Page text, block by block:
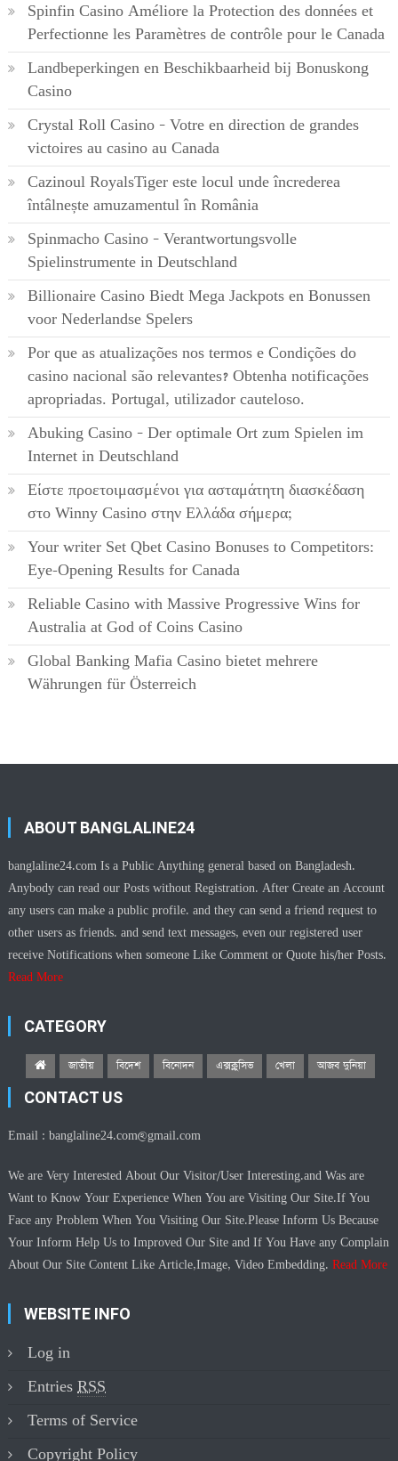
Spinfin Casino Améliore la Protection des données et
Perfectionne les Paramètres de contrôle pour le Canada
Landbeperkingen en Beschikbaarheid bij Bonuskong
Casino
Crystal Roll Casino – Votre en direction de grandes
victoires au casino au Canada
Cazinoul RoyalsTiger este locul unde încrederea
întâlnește amuzamentul în România
Spinmacho Casino – Verantwortungsvolle
Spielinstrumente in Deutschland
Billionaire Casino Biedt Mega Jackpots en Bonussen
voor Nederlandse Spelers
Por que as atualizações nos termos e Condições do
casino nacional são relevantes? Obtenha notificações
apropriadas. Portugal, utilizador cauteloso.
Abuking Casino – Der optimale Ort zum Spielen im
Internet in Deutschland
Είστε προετοιμασμένοι για ασταμάτητη διασκέδαση
στο Winny Casino στην Ελλάδα σήμερα;
Your writer Set Qbet Casino Bonuses to Competitors:
Eye-Opening Results for Canada
Reliable Casino with Massive Progressive Wins for
Australia at God of Coins Casino
Global Banking Mafia Casino bietet mehrere
Währungen für Österreich
ABOUT BANGLALINE24
banglaline24.com Is a Public Anything general based on Bangladesh.
Anybody can read our Posts without Registration. After Create an Account
any users can make a public profile. and they can send a friend request to
other users as friends. and send text messages, even our registered user
receive Notifications when someone Like Comment or Quote his/her Posts.
Read More
CATEGORY
জাতীয় বিদেশ বিনোদন এক্সক্লুসিভ খেলা আজব দুনিয়া
CONTACT US
Email :banglaline24.com@gmail.com
We are Very Interested About Our Visitor/User Interesting.and Was are
Want to Know Your Experience When You are Visiting Our Site.If You
Face any Problem When You Visiting Our Site.Please Inform Us Because
Your Inform Help Us to Improved Our Site and If You Have any Complain
About Our Site Content Like Article,Image, Video Embedding.Read More
WEBSITE INFO
Log in
EntriesRSS
Terms of Service
Copyright Policy